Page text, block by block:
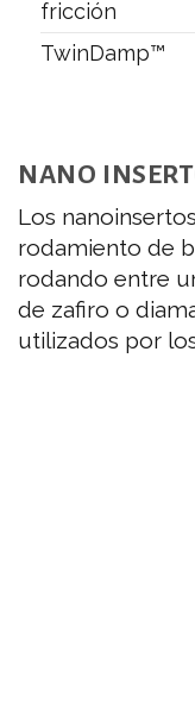
fricción
TwinDamp™
NANO
Los
rodamiento de
rodando entre
de zafiro o
utilizados por